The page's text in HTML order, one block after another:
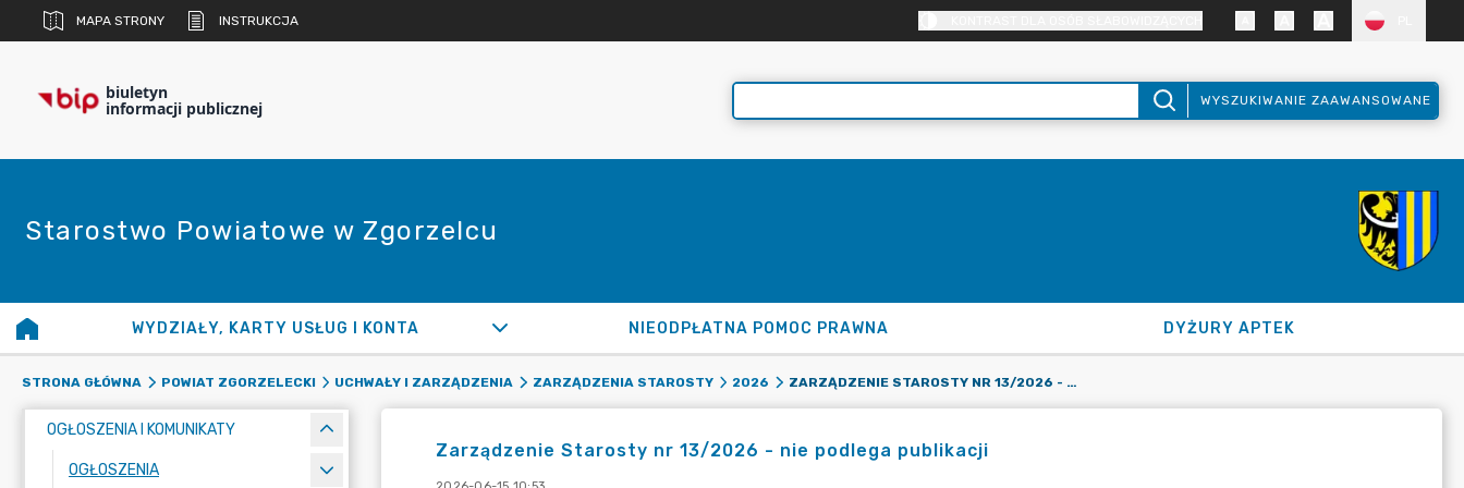
MAPA STRONY INSTRUKCJA
biuletyn
informacji publicznej WYSZUKIWANIE ZAAWANSOWANE
Starostwo Powiatowe w Zgorzelcu
WYDZIAŁY, KARTY USŁUG I KONTA NIEODPŁATNA POMOC PRAWNA DYŻURY APTEK
STRONA GŁÓWNA POWIAT ZGORZELECKI UCHWAŁY I ZARZĄDZENIA ZARZĄDZENIA STAROSTY 2026 ZARZĄDZENIE STAROSTY NR 13/2026 - NIE PODLEGA PUBLIKACJI
OGŁOSZENIA I KOMUNIKATY
OGŁOSZENIA
Zarządzenie Starosty nr 13/2026 - nie podlega publikacji